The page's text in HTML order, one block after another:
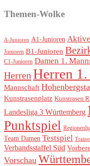
Themen-Wolke
A-Junioren A1-Junioren
Junioren B1-Junioren
C1-Junioren Damen 1.
Herren Herren
Mannschaft
Kunstrasenplatz Kunstrasen
Landesliga 3 Württemberg
Punktspiel
Team Damen Testspiel
Verbandsstaffel Süd
Vorschau